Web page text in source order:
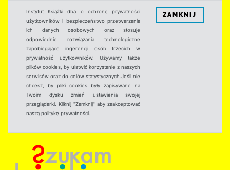
Instytut Książki dba o ochronę prywatności
użytkowników i bezpieczeństwo przetwarzania
ich danych osobowych oraz stosuje
odpowiednie rozwiązania technologiczne
zapobiegające ingerencji osób trzecich w
prywatność użytkowników. Używamy także
plików cookies, by ułatwić korzystanie z naszych
serwisów oraz do celów statystycznych.Jeśli nie
chcesz, by pliki cookies były zapisywane na
Twoim dysku zmień ustawienia swojej
przeglądarki. Kliknij "Zamknij" aby zaakceptować
naszą politykę prywatności.
ZAMKNIJ